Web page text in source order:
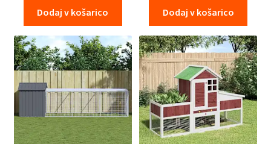
Dodaj v košarico Dodaj v košarico